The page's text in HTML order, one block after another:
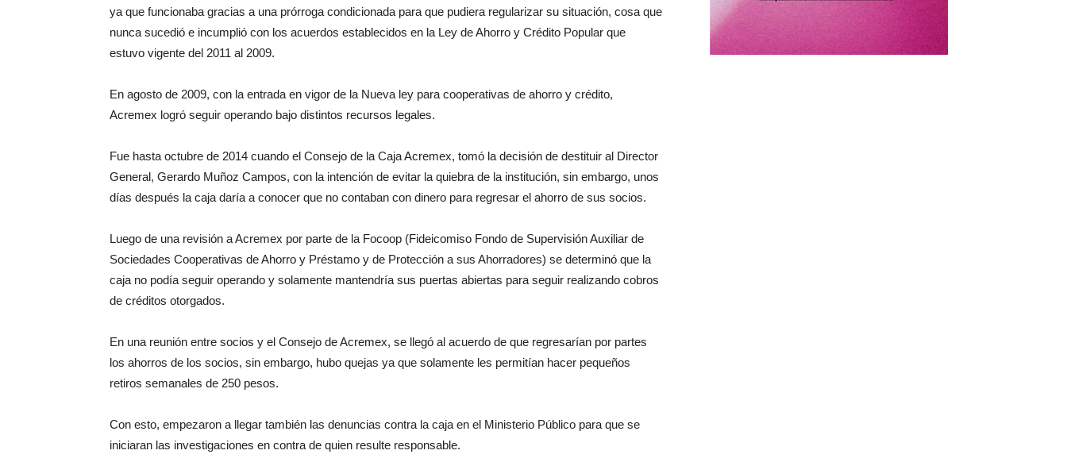
ya que funcionaba gracias a una prórroga condicionada para que pudiera regularizar su situación, cosa que
nunca sucedió e incumplió con los acuerdos establecidos en la Ley de Ahorro y Crédito Popular que
estuvo vigente del 2011 al 2009.
En agosto de 2009, con la entrada en vigor de la Nueva ley para cooperativas de ahorro y crédito,
Acremex logró seguir operando bajo distintos recursos legales.
Fue hasta octubre de 2014 cuando el Consejo de la Caja Acremex, tomó la decisión de destituir al Director
General, Gerardo Muñoz Campos, con la intención de evitar la quiebra de la institución, sin embargo, unos
días después la caja daría a conocer que no contaban con dinero para regresar el ahorro de sus socios.
Luego de una revisión a Acremex por parte de la Focoop (Fideicomiso Fondo de Supervisión Auxiliar de
Sociedades Cooperativas de Ahorro y Préstamo y de Protección a sus Ahorradores) se determinó que la
caja no podía seguir operando y solamente mantendría sus puertas abiertas para seguir realizando cobros
de créditos otorgados.
En una reunión entre socios y el Consejo de Acremex, se llegó al acuerdo de que regresarían por partes
los ahorros de los socios, sin embargo, hubo quejas ya que solamente les permitían hacer pequeños
retiros semanales de 250 pesos.
Con esto, empezaron a llegar también las denuncias contra la caja en el Ministerio Público para que se
iniciaran las investigaciones en contra de quien resulte responsable.